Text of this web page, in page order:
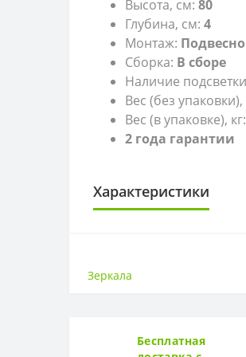
Высота, см: 80
Глубина, см: 4
Монтаж:
Сборка: В сборе
Наличие
Вес (без упаковки),
Вес (в упаковке), кг:
2 года гарантии
Характеристики
Монтаж
Зеркала
Бесплатная